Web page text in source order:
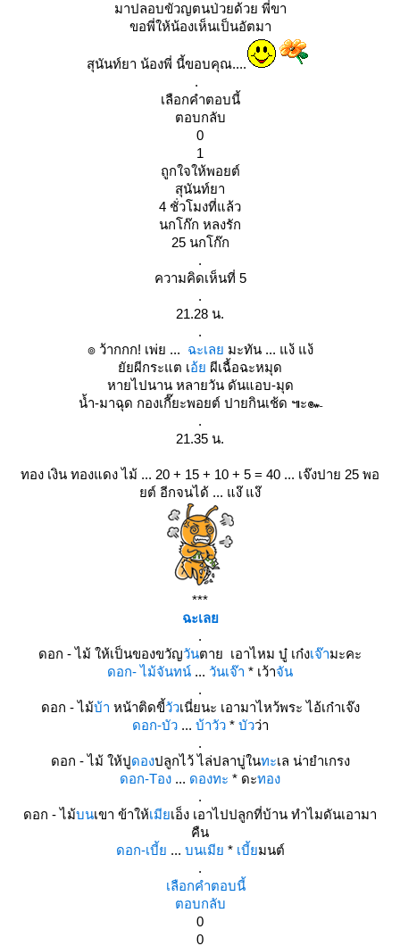
มาปลอบขัวญตนป่วยด้วย พี่ขา
ขอพี่ให้น้องเห็นเป็นอัตมา
สุนันท์ยา น้องพี่ นี้ขอบคุณ....
.
เลือกคำตอบนี้
ตอบกลับ
0
1
ถูกใจให้พอยต์
สุนันท์ยา
4 ชั่วโมงที่แล้ว
นกโก๊ก หลงรัก
25 นกโก๊ก
.
ความคิดเห็นที่ 5
.
21.28 น.
.
๏ ว้ากกก! เพ่ย ... ฉะเล มะทัน ... แง้ แง้
ัยผีกระแต เอ้ ผีเฉื้อฉะหมุด
หายไปนาน หลายวัน ดันแอบ-มุด
น้ำ-มาฉุด กองเกี๊ยะพอยต์ ปายกินเช้ด ๚ะ๛
.
21.35 น.
ทอง เงิน ทองแดง ไม้ ... 20 + 15 + 10 + 5 = 40 ... เจ๊งปาย 25 พอ
ต์ อีกจนได้ ... แง๊ แง๊
***
ฉะเล
.
ดอก - ไม้ ให้เป็นของขวัญวันตาย เอาไหม บู๋ เก๋งเจ๊ามะคะ
ดอก- ไม้จันทน์ ... วันเจ๊า * เว้าจัน
.
ดอก - ไม้บ้า หน้าติดขี้วัวเนี่ยนะ เอามาไหว้พระ ไอ้เก๋าเจ๊ง
ดอก-บัว... บ้าวัว* บัวว่า
.
ดอก - ไม้ ให้ปูดองปลูกไว้ ไล่ปลาบู่ในทะเล น่ายำเกรง
ดอก-Tอง ... ดองทะ * ดะทอง
.
ดอก - ไม้บนเขา ข้าให้เมีเอ็ง เอาไปปลูกที่บ้าน ทำไมดันเอามา
คืน
ดอก-เบี้ ... บนเมี * เบี้มนต์
.
เลือกคำตอบนี้
ตอบกลับ
0
0